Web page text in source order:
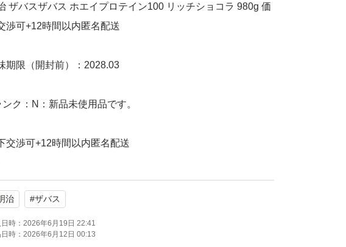
ザバスザバス ホエイプロテイン100 リッチショコラ 980g 価
渉可+12時間以内匿名配送
期限（開封前）：2028.03
ンク：N：新品未使用品です。
交渉可+12時間以内匿名配送
すり替え防止のため、返品不可とさせていただきます。
状態等細かく気にされる方や、神経質な方はご遠慮願いま
替え防止の為、返品返金、交換はお断りさせて頂きます。
治 #ザバス
時： 2026年6月19日 22:41
時： 2026年6月12日 00:13